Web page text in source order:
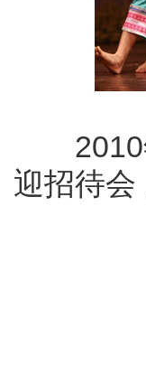
2010年
迎招待会